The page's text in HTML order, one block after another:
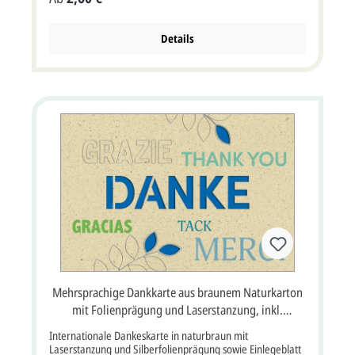
aufgedruckte Text ist nur ein Gestaltungsbeispiel und noch
Dankkarte wird standardmäßig ohne Briefumschlag
Höhe (aufgeklappt 24 x 12 cm BxH) Papier und
Grammatur Kraftkarton naturbraun 300 g/m² Kuvert /
Briefumschlag: mit oder ohne Briefumschlag möglich,
siehe Varianten Porto: evtl. erhöhtes Porto, bitte bei der
Post informieren, mehr Infos Lieferumfang: Dankkarte,
Details
Mehrsprachige Dankkarte aus braunem Naturkarton
mit Folienprägung und Laserstanzung, inkl.
Einlegeblatt blau
Internationale Dankeskarte in naturbraun mit
Laserstanzung und Silberfolienprägung sowie Einlegeblatt